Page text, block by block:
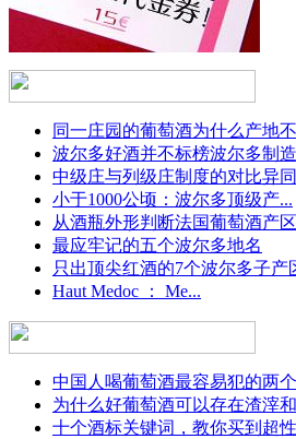
同一庄园的葡萄酒为什么产地
波尔多好酒并不标榜波尔多制
中级庄与列级庄制度的对比异同
小于1000公顷：波尔多顶级产...
从酒瓶外形判断法国葡萄酒产区
最应牢记的五个波尔多地名
只出顶尖红酒的7个波尔多子产
Haut Medoc ： Me...
中国人喝葡萄酒最容易犯的两
为什么好葡萄酒可以存在渣滓
十个酒标关键词，教你买到超